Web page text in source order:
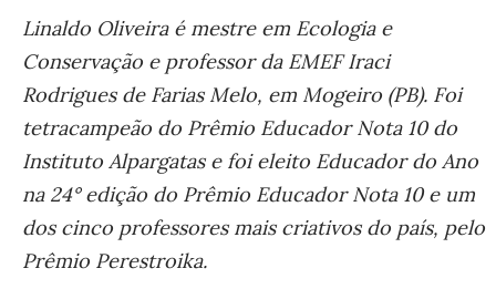
Linaldo Oliveira é mestre em Ecologia e
Conservação e professor da EMEF Iraci
Rodrigues de Farias Melo, em Mogeiro (PB). Foi
tetracampeão do Prêmio Educador Nota 10 do
Instituto Alpargatas e foi eleito Educador do Ano
na 24° edição do Prêmio Educador Nota 10 e um
dos cinco professores mais criativos do país, pelo
Prêmio Perestroika.